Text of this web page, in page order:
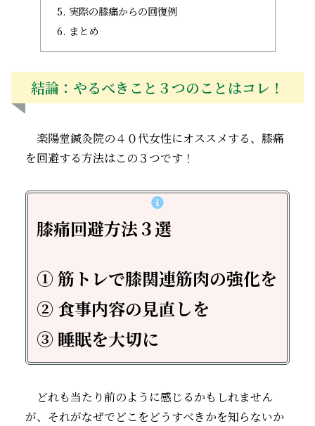
実際の膝痛からの回復例
まとめ
結論：やるべきこと３つのことはコレ！
楽陽堂鍼灸院の４０代女性にオススメする、膝痛
を回避する方法はこの３つです！
膝痛回避方法３選
① 筋トレで膝関連筋肉の強化を
② 食事内容の見直しを
③ 睡眠を大切に
どれも当たり前のように感じるかもしれません
が、それがなぜでどこをどうすべきかを知らないか